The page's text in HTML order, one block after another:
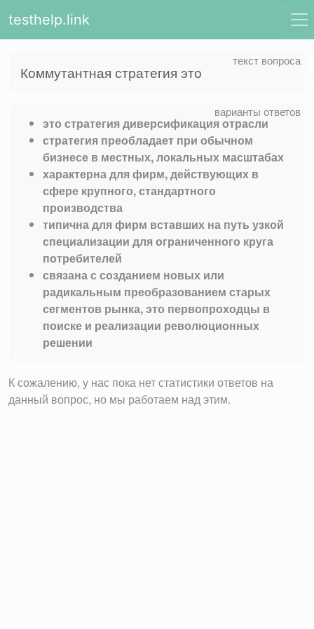
testhelp.link
Коммутантная стратегия это
это стратегия диверсификация отрасли
стратегия преобладает при обычном
бизнесе в местных, локальных масштабах
характерна для фирм, действующих в
сфере крупного, стандартного
производства
типична для фирм вставших на путь узкой
специализации для ограниченного круга
потребителей
связана с созданием новых или
радикальным преобразованием старых
сегментов рынка, это первопроходцы в
поиске и реализации революционных
решении
К сожалению, у нас пока нет статистики ответов на
данный вопрос, но мы работаем над этим.